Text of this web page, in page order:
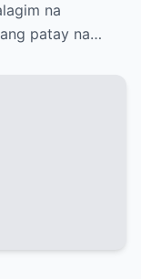
na
patay na…